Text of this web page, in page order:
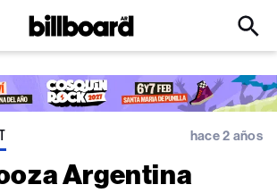
Billboard
Click
Input
hace 2 años
Argentina